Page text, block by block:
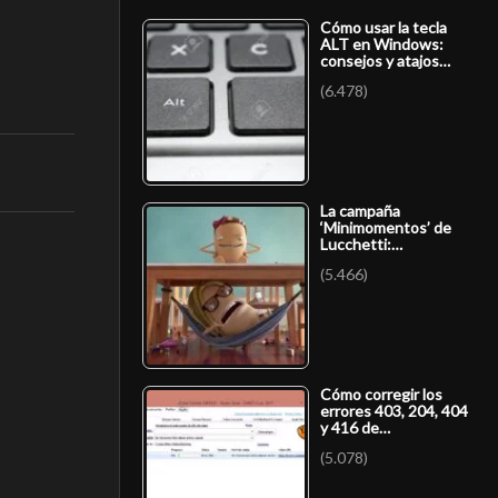
Cómo usar la tecla
ALT en Windows:
consejos y atajos…
(6.478)
La campaña
‘Minimomentos’ de
Lucchetti:…
(5.466)
Cómo corregir los
errores 403, 204, 404
y 416 de…
(5.078)